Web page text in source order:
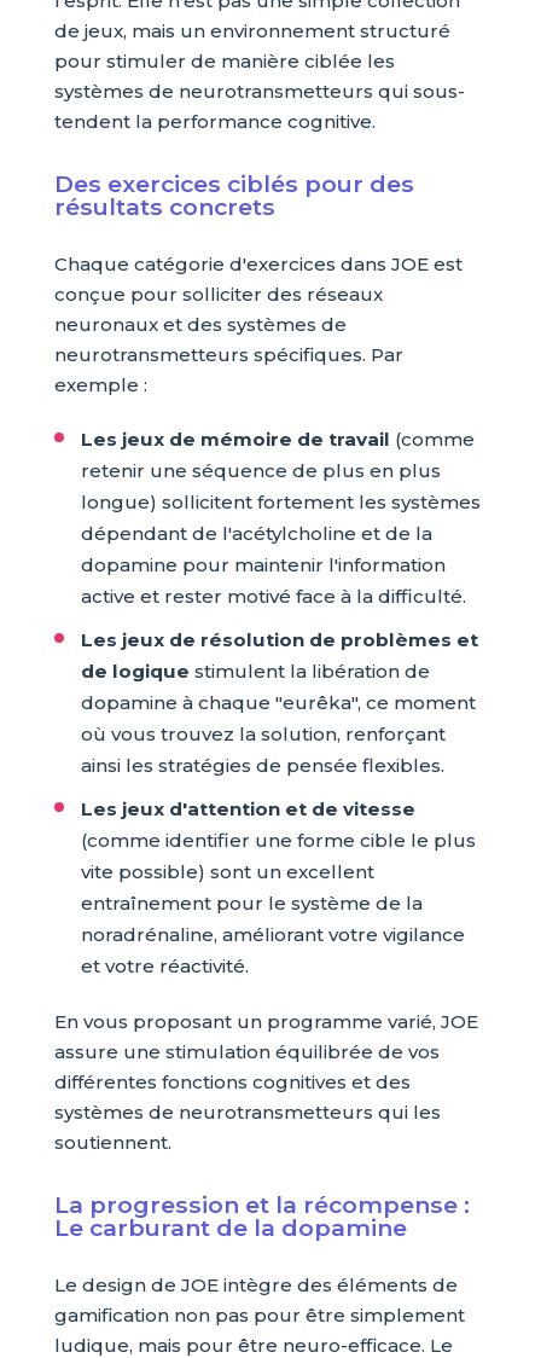
de jeux, mais un environnement structuré
pour stimuler de manière ciblée les
systèmes de neurotransmetteurs qui sous-
tendent la performance cognitive.
Des exercices ciblés pour des
résultats concrets
Chaque catégorie d'exercices dans JOE est
conçue pour solliciter des réseaux
neuronaux et des systèmes de
neurotransmetteurs spécifiques. Par
exemple :
Les jeux de mémoire de travail (comme
retenir une séquence de plus en plus
longue) sollicitent fortement les systèmes
dépendant de l'acétylcholine et de la
dopamine pour maintenir l'information
active et rester motivé face à la difficulté.
Les jeux de résolution de problèmes et
de logique stimulent la libération de
dopamine à chaque "eurêka", ce moment
où vous trouvez la solution, renforçant
ainsi les stratégies de pensée flexibles.
Les jeux d'attention et de vitesse
(comme identifier une forme cible le plus
vite possible) sont un excellent
entraînement pour le système de la
noradrénaline, améliorant votre vigilance
et votre réactivité.
En vous proposant un programme varié, JOE
assure une stimulation équilibrée de vos
différentes fonctions cognitives et des
systèmes de neurotransmetteurs qui les
soutiennent.
La progression et la récompense :
Le carburant de la dopamine
Le design de JOE intègre des éléments de
gamification non pas pour être simplement
ludique, mais pour être neuro-efficace. Le